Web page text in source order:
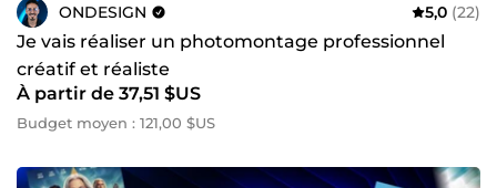
ONDESIGN 5,0 (22)
Je vais réaliser un photomontage professionnel
créatif et réaliste
À partir de 37,51 $US
Budget moyen : 121,00 $US